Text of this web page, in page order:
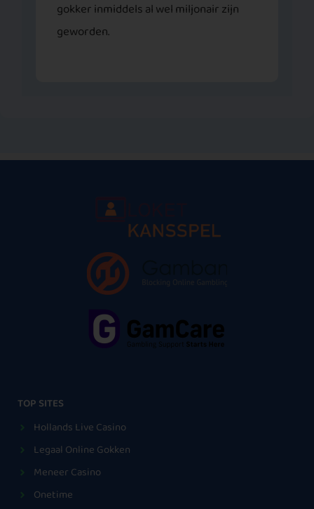
gokker inmiddels al wel miljonair zijn
geworden.
TOP SITES
Hollands Live Casino
Legaal Online Gokken
Meneer Casino
Onetime